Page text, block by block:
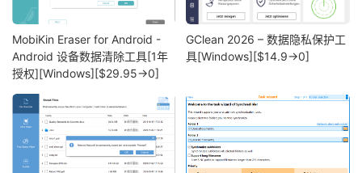
MobiKin Eraser for Android -
Android 设备数据清除工具[1年
授权][Windows][$29.95→0]
GClean 2026 – 数据隐私保护工
具[Windows][$14.9→0]